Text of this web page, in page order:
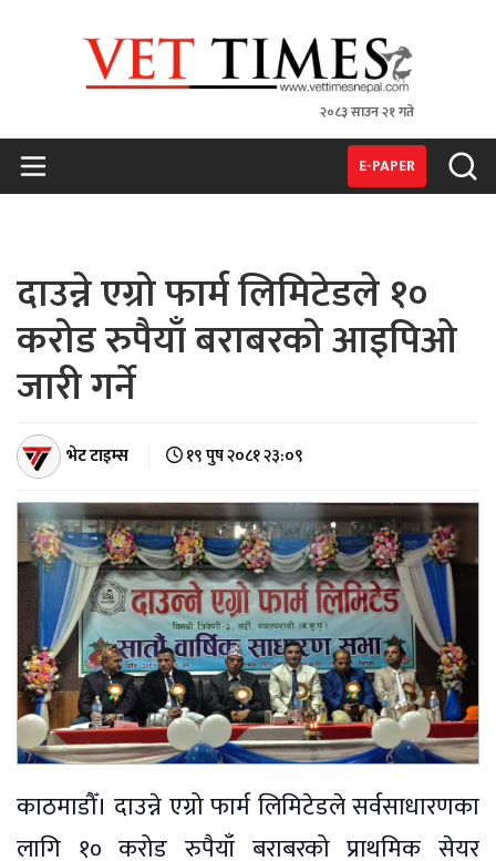
२०८३ साउन २१ गते
E-PAPER
दाउन्ने एग्रो फार्म लिमिटेडले १०
करोड रुपैयाँ बराबरको आइपिओ
जारी गर्ने
भेट टाइम्स १९ पुष २०८१ २३:०९
काठमाडौँ। दाउन्ने एग्रो फार्म लिमिटेडले सर्वसाधारणका
लागि १० करोड रुपैयाँ बराबरको प्राथमिक सेयर